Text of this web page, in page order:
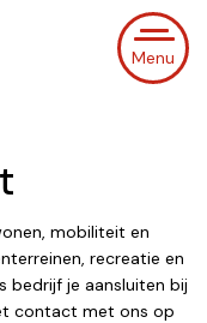
Menu
mobiliteit en
recreatie en
bedrijf je aansluiten bij
contact met ons op